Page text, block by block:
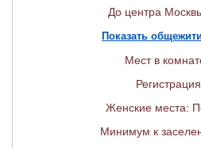
До центра
Показать
Мест в
Женские места:
Минимум к